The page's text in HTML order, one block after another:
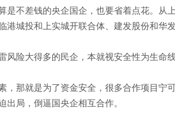
是不差钱的央企国企，也要省着点花。
港城投和上实城开联合体、建发股份和华
风险大得多的民企，本就视安全性为生命
，那就是为了资金安全，很多合作项目
出局，倒逼国央企相互合作。